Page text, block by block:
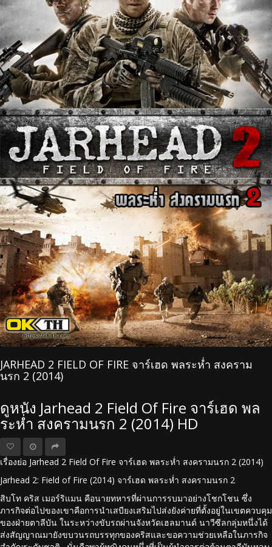
JARHEAD 2 FIELD OF FIRE จาร์เฮด พลระห่ำ สงคราม
นรก 2 (2014)
ดูหนัง Jarhead 2 Field Of Fire จาร์เฮด พล
ระห่ำ สงครามนรก 2 (2014) HD
เรื่องย่อ Jarhead 2 Field Of Fire จาร์เฮด พลระห่ำ สงครามนรก 2 (2014)
Jarhead 2: Field of Fire (2014) จาร์เฮด พลระห่ำ สงครามนรก 2
สิบโท คริส เมอร์ริแมน คือนายทหารที่ผ่านการรบมาอย่างโชกโชน ซึ่ง
ภารกิจต่อไปของเขาคือการนำเสบียงเสริมไปส่งยังค่ายที่ตั้งอยู่ในเขตควบคุม
ของฝ่ายตาลีบัน ในระหว่างขับรถผ่านจังหวัดเฮลมานด์ นาวีซีลกลุ่มหนึ่งได้
ส่งสัญญาณมายังขบวนรถบรรทุกของคริสและขอความช่วยเหลือในภารกิจ